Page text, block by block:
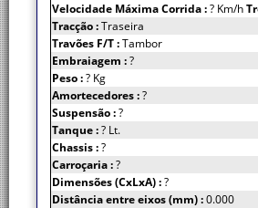
Velocidade Máxima Corrida :? Km/h
Tracção :Traseira
Travões F/T :Tambor
Embraiagem :?
Peso :? Kg
Amortecedores :?
Suspensão :?
Tanque :? Lt.
Chassis :?
Carroçaria :?
Dimensões (CxLxA) :?
Distância entre eixos (mm) :0.000